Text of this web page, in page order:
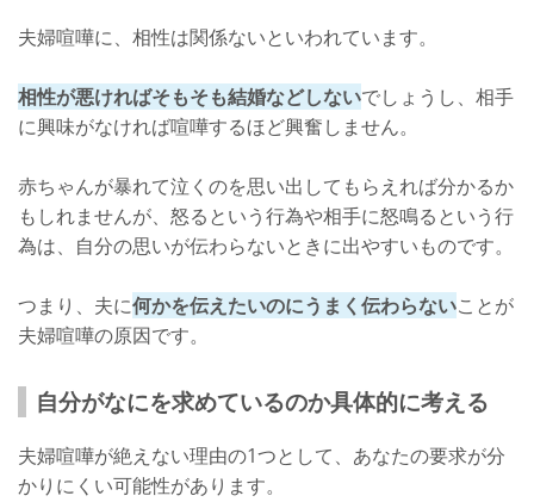
夫婦喧嘩に、相性は関係ないといわれています。
相性が悪ければそもそも結婚などしないでしょうし、相手
に興味がなければ喧嘩するほど興奮しません。
赤ちゃんが暴れて泣くのを思い出してもらえれば分かるか
もしれませんが、怒るという行為や相手に怒鳴るという行
為は、自分の思いが伝わらないときに出やすいものです。
つまり、夫に何かを伝えたいのにうまく伝わらないことが
夫婦喧嘩の原因です。
自分がなにを求めているのか具体的に考える
夫婦喧嘩が絶えない理由の1つとして、あなたの要求が分
かりにくい可能性があります。